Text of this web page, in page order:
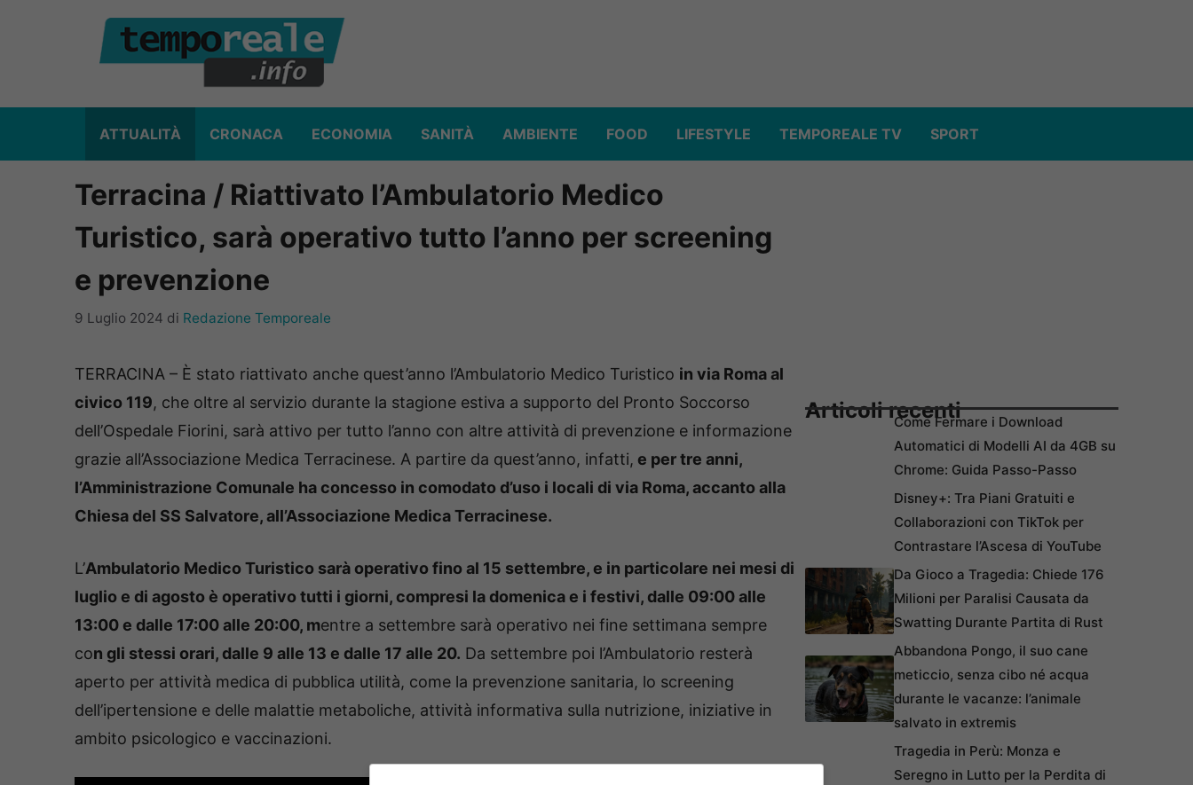
ATTUALITÀ CRONACA ECONOMIA SANITÀ AMBIENTE FOOD LIFESTYLE TEMPOREALE TV SPORT
Terracina / Riattivato l’Ambulatorio Medico
Turistico, sarà operativo tutto l’anno per screening
e prevenzione
9 Luglio 2024 di Redazione Temporeale
TERRACINA – È stato riattivato anche quest’anno l’Ambulatorio Medico Turistico in via Roma al
civico 119, che oltre al servizio durante la stagione estiva a supporto del Pronto Soccorso
dell’Ospedale Fiorini, sarà attivo per tutto l’anno con altre attività di prevenzione e informazione
grazie all’Associazione Medica Terracinese. A partire da quest’anno, infatti, e per tre anni,
l’Amministrazione Comunale ha concesso in comodato d’uso i locali di via Roma, accanto alla
Chiesa del SS Salvatore, all’Associazione Medica Terracinese.
L’Ambulatorio Medico Turistico sarà operativo fino al 15 settembre, e in particolare nei mesi di
luglio e di agosto è operativo tutti i giorni, compresi la domenica e i festivi, dalle 09:00 alle
13:00 e dalle 17:00 alle 20:00, mentre a settembre sarà operativo nei fine settimana sempre
con gli stessi orari, dalle 9 alle 13 e dalle 17 alle 20. Da settembre poi l’Ambulatorio resterà
aperto per attività medica di pubblica utilità, come la prevenzione sanitaria, lo screening
dell’ipertensione e delle malattie metaboliche, attività informativa sulla nutrizione, iniziative in
ambito psicologico e vaccinazioni.
Articoli recentiCome Fermare i Download
Automatici di Modelli AI da 4GB su
Chrome: Guida Passo-Passo
Disney+: Tra Piani Gratuiti e
Collaborazioni con TikTok per
Contrastare l’Ascesa di YouTube
Da Gioco a Tragedia: Chiede 176
Milioni per Paralisi Causata da
Swatting Durante Partita di Rust
Abbandona Pongo, il suo cane
meticcio, senza cibo né acqua
durante le vacanze: l’animale
salvato in extremis
Tragedia in Perù: Monza e
Seregno in Lutto per la Perdita di